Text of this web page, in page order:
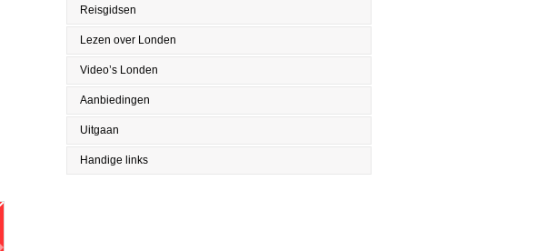
Reisgidsen
Lezen over Londen
Video’s Londen
Aanbiedingen
Uitgaan
Handige links